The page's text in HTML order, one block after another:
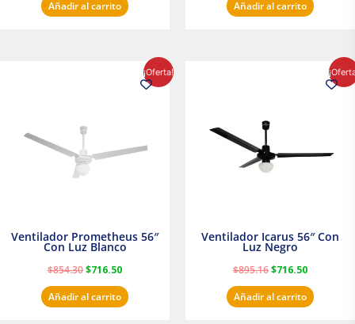
Añadir al carrito Añadir al carrito
¡Oferta!
Ventilador Prometheus 56″
Con Luz Blanco
$854.30$716.50
precio
actual
Añadir al carrito
Ventilador Icarus 56″ Con
Luz Negro
$895.16$716.50
precio
actual
Añadir al carrito